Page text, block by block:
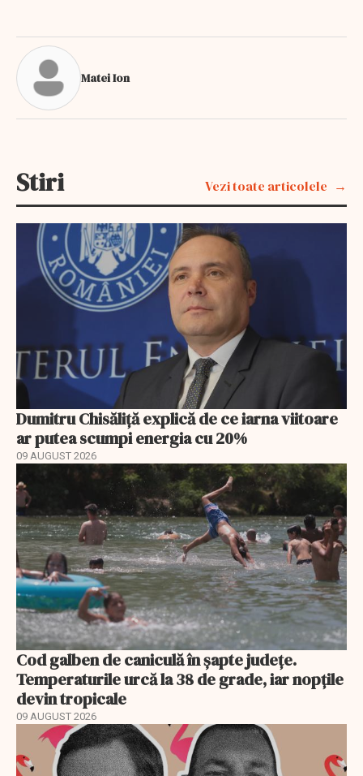
Matei Ion
Stiri Vezi toate articolele
Dumitru Chisăliță explică de ce iarna viitoare
ar putea scumpi energia cu 20%
09 AUGUST 2026
Cod galben de caniculă în șapte județe.
Temperaturile urcă la 38 de grade, iar nopțile
devin tropicale
09 AUGUST 2026